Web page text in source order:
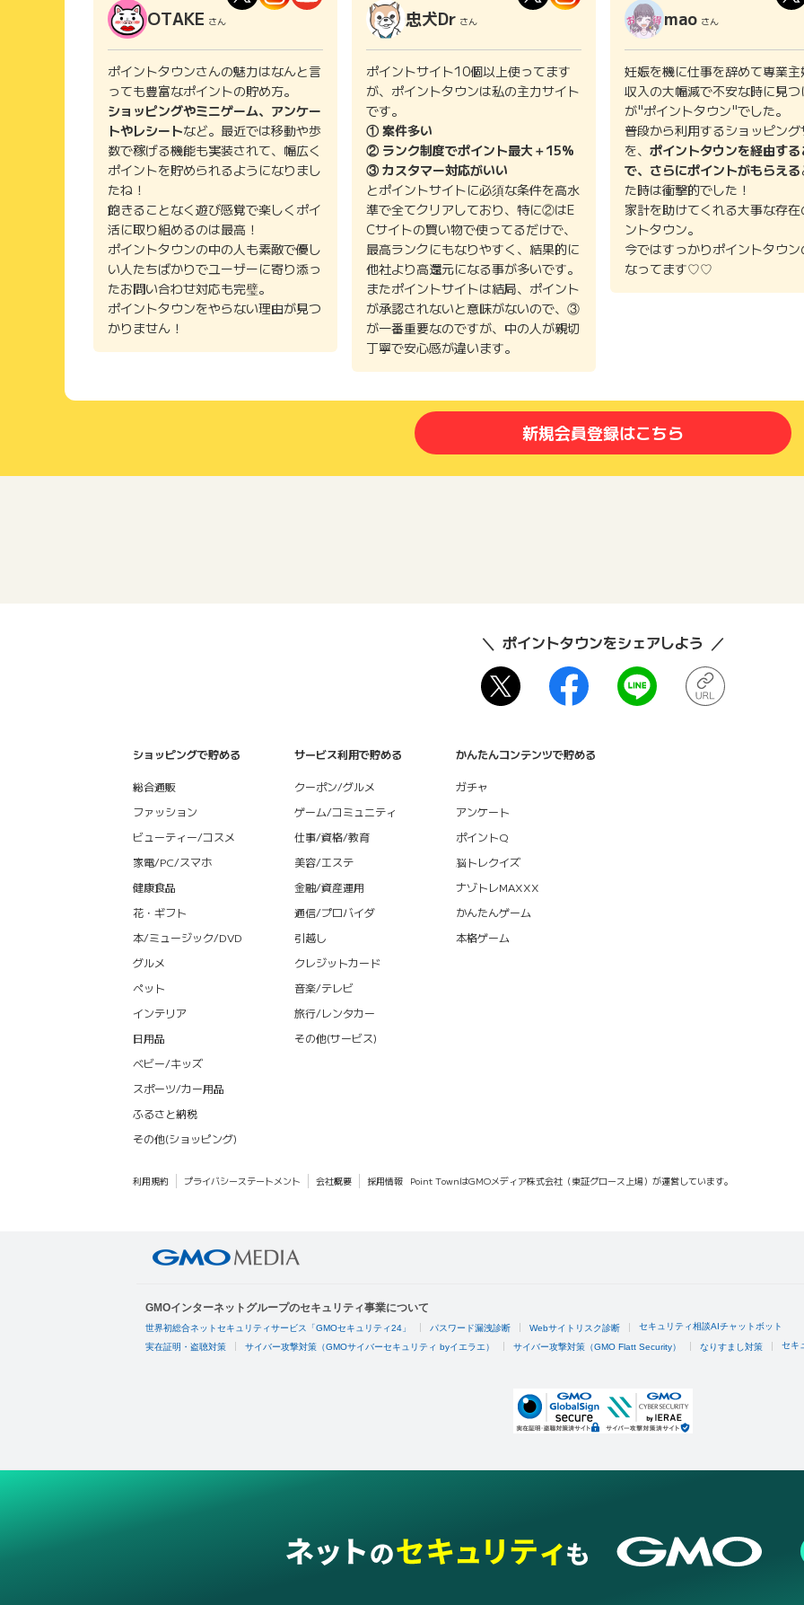
OTAKE さん
ポイントタウンさんの魅力はなんと言
っても豊富なポイントの貯め方。
ショッピングやミニゲーム、アンケー
トやレシートなど。最近では移動や歩
数で稼げる機能も実装されて、幅広く
ポイントを貯められるようになりまし
たね！
飽きることなく遊び感覚で楽しくポイ
活に取り組めるのは最高！
ポイントタウンの中の人も素敵で優し
い人たちばかりでユーザーに寄り添っ
たお問い合わせ対応も完璧。
ポイントタウンをやらない理由が見つ
かりません！
忠犬Dr さん
ポイントサイト10個以上使ってます
が、ポイントタウンは私の主力サイト
です。
① 案件多い
② ランク制度でポイント最大＋15%
③ カスタマー対応がいい
とポイントサイトに必須な条件を高水
準で全てクリアしており、特に②はE
Cサイトの買い物で使ってるだけで、
最高ランクにもなりやすく、結果的に
他社より高還元になる事が多いです。
またポイントサイトは結局、ポイント
が承認されないと意味がないので、③
が一番重要なのですが、中の人が親切
丁寧で安心感が違います。
mao さん
妊娠を機に仕事を辞めて専業
収入の大幅減で不安な時に見
が"ポイントタウン"でした。
普段から利用するショッピン
を、 ポイントタウンを経由する
で、さらにポイントがもらえる
た時は衝撃的でした！
家計を助けてくれる大事な存
ントタウン。
今ではすっかりポイントタウ
なってます♡♡
新規会員登録はこちら
ポイントタウンをシェアしよう
ショッピングで貯める
総合通販
ファッション
ビューティー/コスメ
家電/PC/スマホ
健康食品
花・ギフト
本/ミュージック/DVD
グルメ
ペット
インテリア
日用品
ベビー/キッズ
スポーツ/カー用品
ふるさと納税
その他(ショッピング)
サービス利用で貯める
クーポン/グルメ
ゲーム/コミュニティ
仕事/資格/教育
美容/エステ
金融/資産運用
通信/プロバイダ
引越し
クレジットカード
音楽/テレビ
旅行/レンタカー
その他(サービス)
かんたんコンテンツで貯める
ガチャ
アンケート
ポイントQ
脳トレクイズ
ナゾトレMAXXX
かんたんゲーム
本格ゲーム
利用規約 プライバシーステートメント 会社概要 採用情報 Point TownはGMOメディア株式会社（東証グロース上場）が運営しています。
GMOインターネットグループのセキュリティ事業について
世界初総合ネットセキュリティサービス「GMOセキュリティ24」 パスワード漏洩診断 Webサイトリスク診断 セキュリティ相談AIチャットボット
実在証明・盗聴対策 サイバー攻撃対策（GMOサイバーセキュリティ byイエラエ） サイバー攻撃対策（GMO Flatt Security） なりすまし対策 セキ